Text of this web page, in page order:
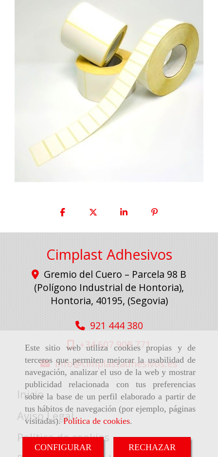
Este sitio web utiliza cookies propias y de
terceros que permiten mejorar la usabilidad de
navegación, analizar el uso de la web y mostrar
publicidad relacionada con tus preferencias
sobre la base de un perfil elaborado a partir de
tus hábitos de navegación (por ejemplo, páginas
visitadas).Política de cookies.
CONFIGURAR RECHAZAR
Cimplast Adhesivos
Gremio del Cuero – Parcela 98 B
(Polígono Industrial de Hontoria),
Hontoria, 40195, (Segovia)
921 444 380
+34 607 908 771
info
cimplastadhesivos.es
Inicio
Aviso Legal
Política de cookies